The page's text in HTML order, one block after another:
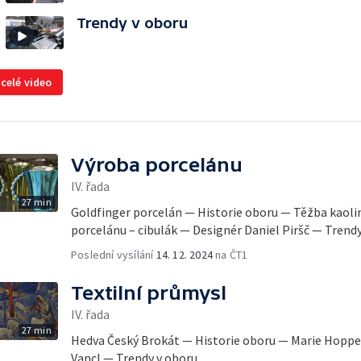
Trendy v oboru
video
27 min
Výroba porcelánu
IV. řada
Goldfinger porcelán — Historie oboru — Těžba
porcelánu – cibulák — Designér Daniel Piršč —
Poslední vysílání14. 12. 2024na ČT1
27 min
Textilní průmysl
IV. řada
Hedva Český Brokát — Historie oboru — Marie
Vancl — Trendy v oboru